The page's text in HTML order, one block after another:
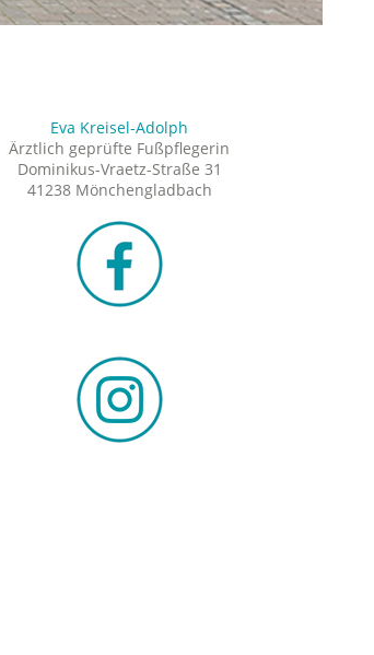
Eva Kreisel-Adolph
Ärztlich geprüfte Fußpflegerin
Dominikus-Vraetz-Straße 31
41238 Mönchengladbach